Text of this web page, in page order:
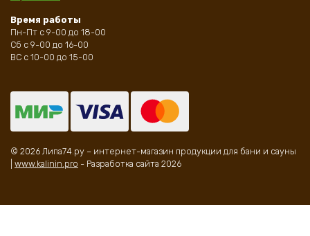
Время работы
Пн-Пт с 9-00 до 18-00
Сб с 9-00 до 16-00
ВС с 10-00 до 15-00
© 2026 Липа74.ру – интернет-магазин продукции для бани и сауны
www.kalinin.pro - Разработка сайта 2026